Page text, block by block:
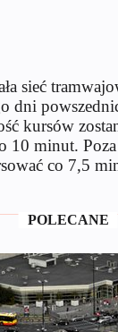
sieć
dni
kursów
10 minut.
co 7,5
POLECANE